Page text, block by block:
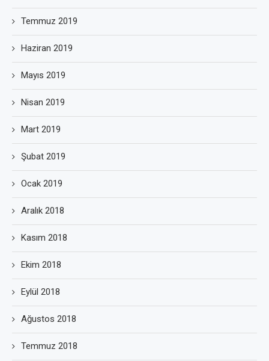
Temmuz 2019
Haziran 2019
Mayıs 2019
Nisan 2019
Mart 2019
Şubat 2019
Ocak 2019
Aralık 2018
Kasım 2018
Ekim 2018
Eylül 2018
Ağustos 2018
Temmuz 2018